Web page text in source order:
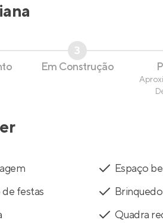
3
Em Construção
Espaço
de festas
Quadra